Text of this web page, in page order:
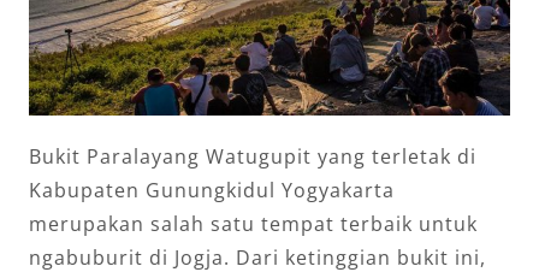
Bukit Paralayang Watugupit yang terletak di
Kabupaten Gunungkidul Yogyakarta
merupakan salah satu tempat terbaik untuk
ngabuburit di Jogja. Dari ketinggian bukit ini,